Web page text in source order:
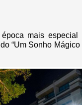
mais especial
“Um Sonho